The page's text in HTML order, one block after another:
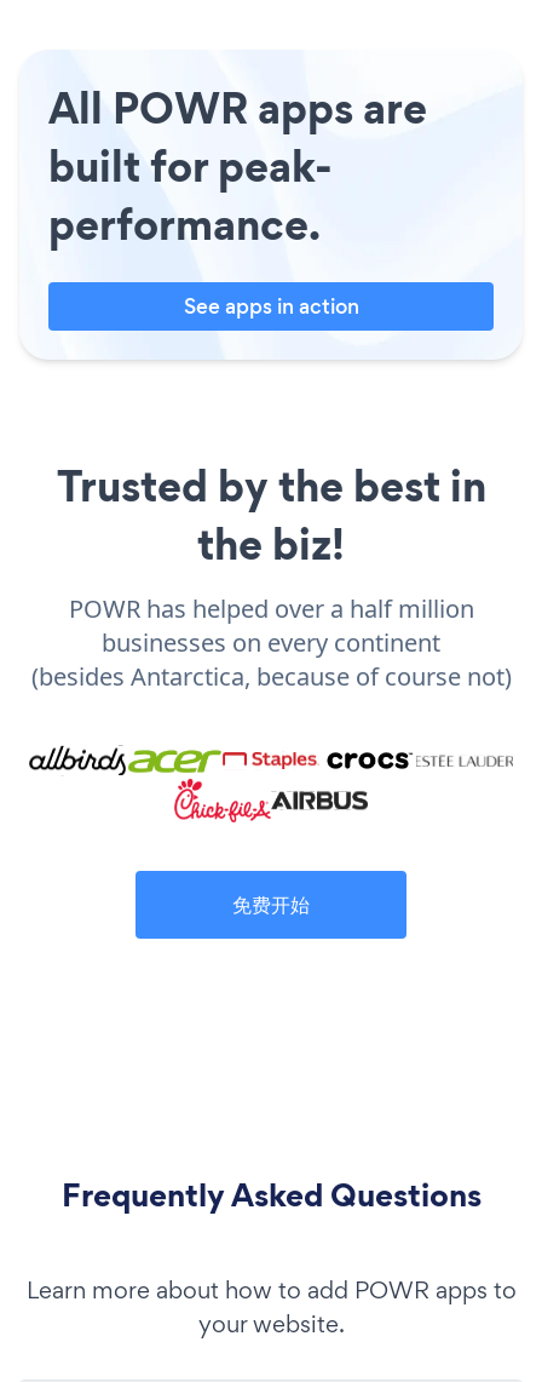
All POWR apps are
built for peak-
performance.
See apps in action
Trusted by the best in
the biz!
POWR has helped over a half million
businesses on every continent
(besides Antarctica, because of course not)
免费开始
Frequently Asked Questions
Learn more about how to add POWR apps to
your website.